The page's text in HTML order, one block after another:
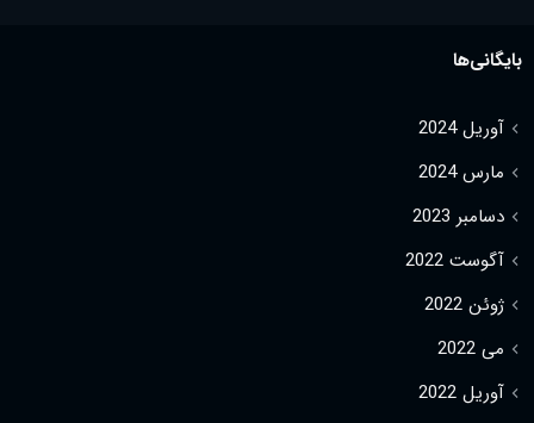
بایگانی‌ها
آوریل 2024
مارس 2024
دسامبر 2023
آگوست 2022
ژوئن 2022
می 2022
آوریل 2022